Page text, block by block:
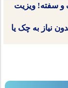
و سفته! ویزیت
نیاز به چک یا